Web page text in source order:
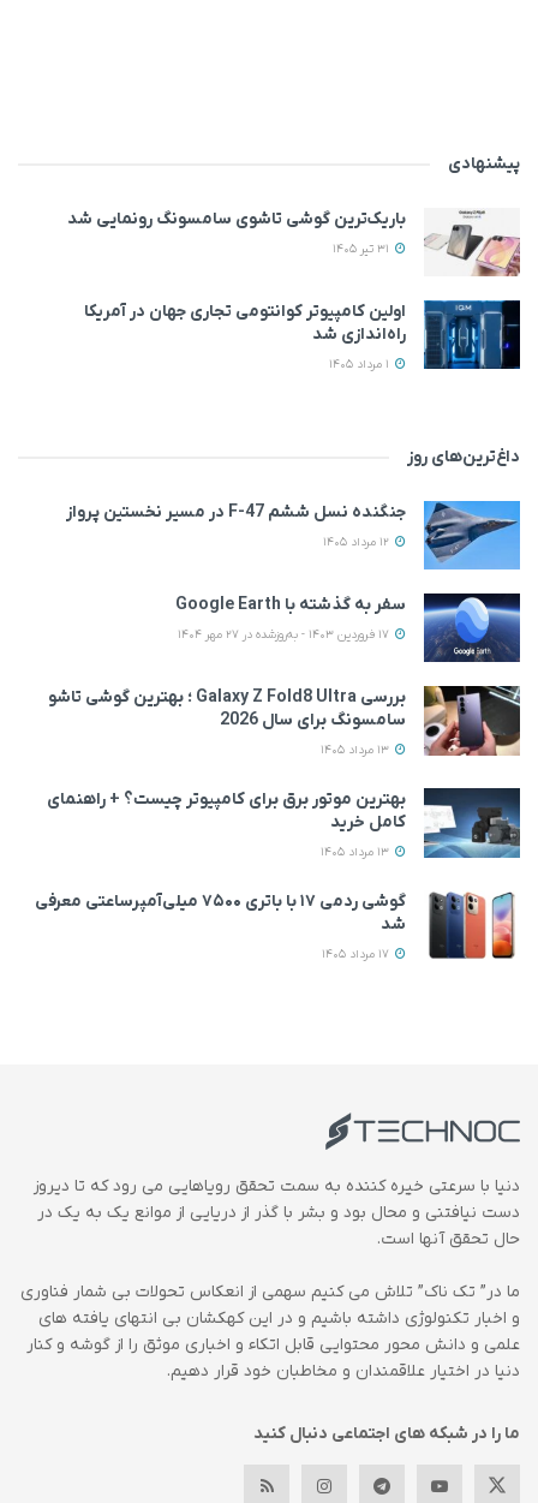
پیشنهادی
باریک‌ترین گوشی تاشوی سامسونگ رونمایی شد
اولین کامپیوتر کوانتومی تجاری جهان در آمریکا
راه‌اندازی شد
داغ‌ترین‌های روز
جنگنده نسل ششم F-47 در مسیر نخستین پرواز
سفر به گذشته با Google Earth
بررسی Galaxy Z Fold8 Ultra ؛ بهترین گوشی تاشو
سامسونگ برای سال 2026
بهترین موتور برق برای کامپیوتر چیست؟ + راهنمای
کامل خرید
گوشی ردمی ۱۷ با باتری ۷۵۰۰ میلی‌آمپرساعتی معرفی
شد
دنیا با سرعتی خیره کننده به سمت تحقق رویاهایی می رود که تا دیروز
دست نیافتنی و محال بود و بشر با گذر از دریایی از موانع یک به یک در
حال تحقق آنها است.
ما در” تک ناک” تلاش می کنیم سهمی از انعکاس تحولات بی شمار فناوری
و اخبار تکنولوژی داشته باشیم و در این کهکشان بی انتهای یافته های
علمی و دانش محور محتوایی قابل اتکاء و اخباری موثق را از گوشه و کنار
دنیا در اختیار علاقمندان و مخاطبان خود قرار دهیم.
ما را در شبکه های اجتماعی دنبال کنید